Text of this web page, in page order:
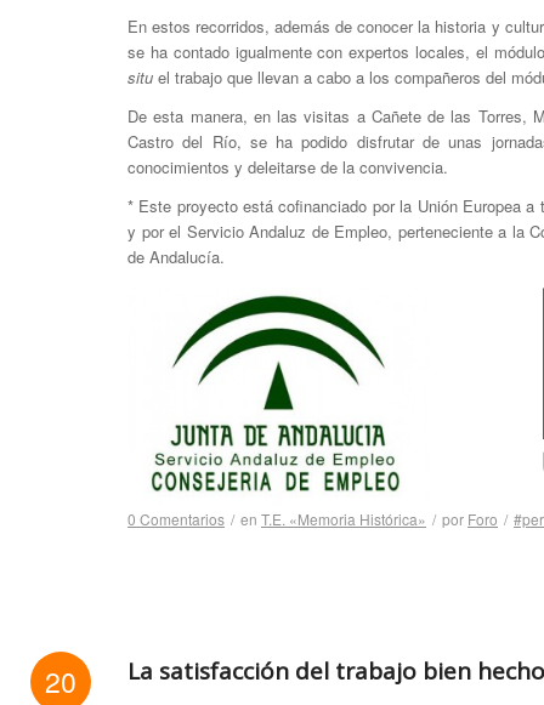
En estos recorridos, además de conocer la historia y
se ha contado igualmente con expertos locales, el
situ el trabajo que llevan a cabo a los compañeros del
De esta manera, en las visitas a Cañete de las Torres,
Castro del Río, se ha podido disfrutar de unas
conocimientos y deleitarse de la convivencia.
* Este proyecto está cofinanciado por la Unión Europea a
y por el Servicio Andaluz de Empleo, perteneciente a la
de Andalucía.
0 Comentarios / en T.E. «Memoria Histórica» / por Foro /
20 La satisfacción del trabajo bien hecho